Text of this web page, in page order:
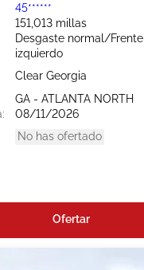
45******
151,013 millas
Desgaste normal/Frente
izquierdo
Clear Georgia
GA - ATLANTA NORTH
08/11/2026
No has ofertado
Ofertar